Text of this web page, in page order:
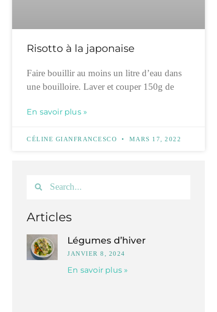
Risotto à la japonaise
Faire bouillir au moins un litre d’eau dans
une bouilloire. Laver et couper 150g de
En savoir plus »
CÉLINE GIANFRANCESCO MARS 17, 2022
Articles
Légumes d’hiver
JANVIER 8, 2024
En savoir plus »